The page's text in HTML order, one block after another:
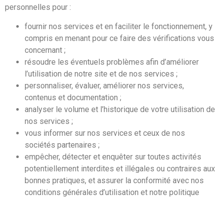
personnelles pour :
fournir nos services et en faciliter le fonctionnement, y
compris en menant pour ce faire des vérifications vous
concernant ;
résoudre les éventuels problèmes afin d’améliorer
l’utilisation de notre site et de nos services ;
personnaliser, évaluer, améliorer nos services,
contenus et documentation ;
analyser le volume et l’historique de votre utilisation de
nos services ;
vous informer sur nos services et ceux de nos
sociétés partenaires ;
empêcher, détecter et enquêter sur toutes activités
potentiellement interdites et illégales ou contraires aux
bonnes pratiques, et assurer la conformité avec nos
conditions générales d’utilisation et notre politique